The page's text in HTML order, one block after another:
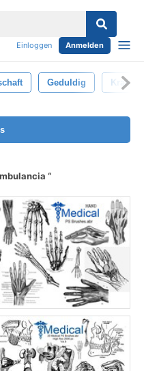
Einloggen Anmelden
Geduldig